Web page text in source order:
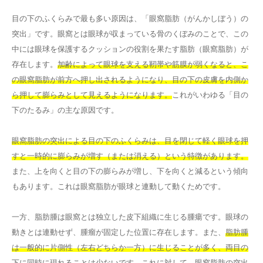
目の下のふくらみで最も多い原因は、「眼窩脂肪（がんかしぼう）の
突出」です。眼窩とは眼球が収まっている骨のくぼみのことで、この
中には眼球を保護するクッションの役割を果たす脂肪（眼窩脂肪）が
存在します。 加齢によって眼球を支える靭帯や筋膜が弱くなると、こ
の眼窩脂肪が前方へ押し出されるようになり、目の下の皮膚を内側か
ら押して膨らみとして見えるようになります。これがいわゆる「目の
下のたるみ」の主な原因です。
眼窩脂肪の突出による目の下のふくらみは、目を閉じて軽く眼球を押
すと一時的に膨らみが増す（または消える）という特徴があります。
また、上を向くと目の下の膨らみが増し、下を向くと減るという傾向
もあります。これは眼窩脂肪が眼球と連動して動くためです。
一方、脂肪腫は眼窩とは独立した皮下組織に生じる腫瘍です。眼球の
動きとは連動せず、腫瘤が固定した位置に存在します。また、 脂肪腫
は一般的に片側性（左右どちらか一方）に生じることが多く、両目の